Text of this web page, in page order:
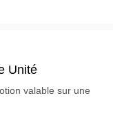
Unité
valable sur une